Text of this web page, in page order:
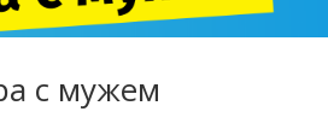
с мужем